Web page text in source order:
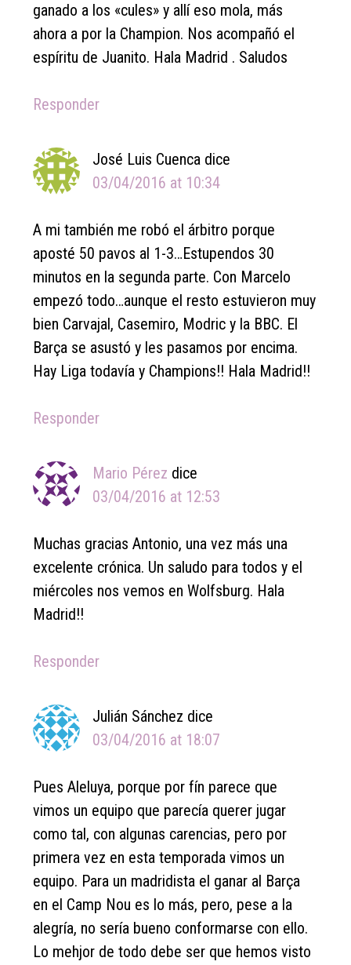
ganado a los «cules» y allí eso mola, más
ahora a por la Champion. Nos acompañó el
espíritu de Juanito. Hala Madrid . Saludos
Responder
José Luis Cuenca dice
03/04/2016 at 10:34
A mi también me robó el árbitro porque
aposté 50 pavos al 1-3…Estupendos 30
minutos en la segunda parte. Con Marcelo
empezó todo…aunque el resto estuvieron muy
bien Carvajal, Casemiro, Modric y la BBC. El
Barça se asustó y les pasamos por encima.
Hay Liga todavía y Champions!! Hala Madrid!!
Responder
Mario Pérez dice
03/04/2016 at 12:53
Muchas gracias Antonio, una vez más una
excelente crónica. Un saludo para todos y el
miércoles nos vemos en Wolfsburg. Hala
Madrid!!
Responder
Julián Sánchez dice
03/04/2016 at 18:07
Pues Aleluya, porque por fín parece que
vimos un equipo que parecía querer jugar
como tal, con algunas carencias, pero por
primera vez en esta temporada vimos un
equipo. Para un madridista el ganar al Barça
en el Camp Nou es lo más, pero, pese a la
alegría, no sería bueno conformarse con ello.
Lo mehjor de todo debe ser que hemos visto